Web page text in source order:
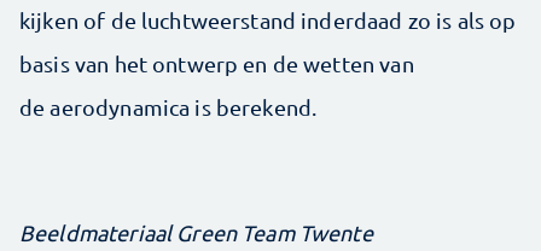
kijken of de luchtweerstand inderdaad zo is als op
basis van het ontwerp en de wetten van
de aerodynamica is berekend.
Beeldmateriaal Green Team Twente